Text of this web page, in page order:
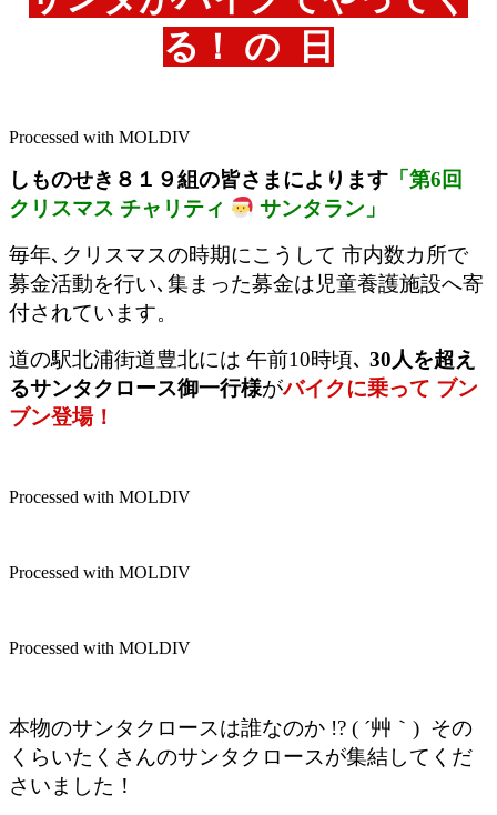
る！ の 日
Processed with MOLDIV
しものせき８１９組の皆さまによります 「第6回
クリスマス チャリティ
サンタラン」
毎年､クリスマスの時期にこうして 市内数カ所で
募金活動を行い､集まった募金は児童養護施設へ寄
付されています。
道の駅北浦街道豊北には 午前10時頃､ 30人を超え
るサンタクロース御一行様がバイクに乗って ブン
ブン登場！
Processed with MOLDIV
Processed with MOLDIV
Processed with MOLDIV
本物のサンタクロースは誰なのか !? ( ´艸｀) その
くらいたくさんのサンタクロースが集結してくだ
さいました！